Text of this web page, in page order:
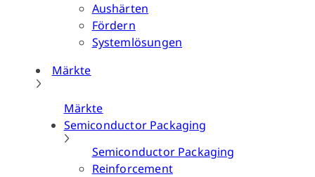
Aushärten
Fördern
Systemlösungen
Märkte
Märkte
Semiconductor Packaging
Semiconductor Packaging
Reinforcement